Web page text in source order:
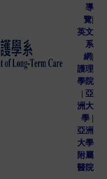
導
覽|
英文
系
網|
護理
學院
| 亞
洲大
學 |
亞洲
大學
附屬
醫院